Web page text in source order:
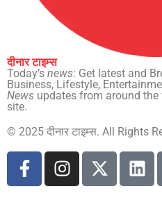
दीनार टाइम्स
Today’s news: Get latest and
Business, Lifestyle,
News updates from around the
site.
© 2025 दीनार टाइम्स. All Rights